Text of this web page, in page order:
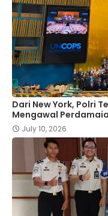
Dari New York, Polri
Mengawal
July 10, 2026